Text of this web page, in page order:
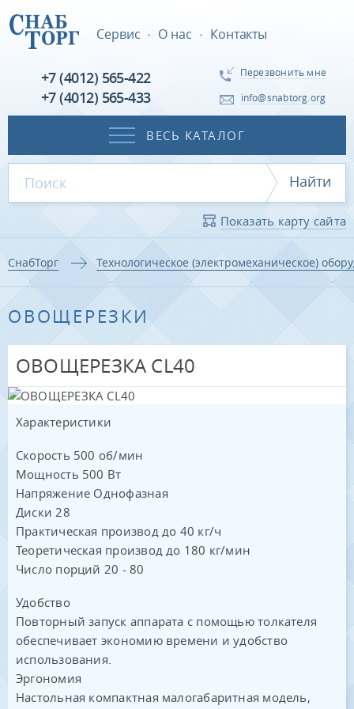
Сервис О нас Контакты
+7 (4012) 565-422
+7 (4012) 565-433
Перезвонить мне
info@snabtorg.org
ВЕСЬ КАТАЛОГ
Найти
Показать карту сайта
СнабТорг Технологическое (электромеханическое)
ОВОЩЕРЕЗКИ
ОВОЩЕРЕЗКА CL40
Характеристики
Скорость 500 об/мин
Мощность 500 Вт
Напряжение Oднофазная
Диски 28
Практическая производ до 40 кг/ч
Теоретическая производ до 180 кг/мин
Число порций 20 - 80
Удобство
Повторный запуск аппарата с помощью толкателя
обеспечивает экономию времени и удобство
использования.
Эргономия
Настольная компактная малогабаритная модель,